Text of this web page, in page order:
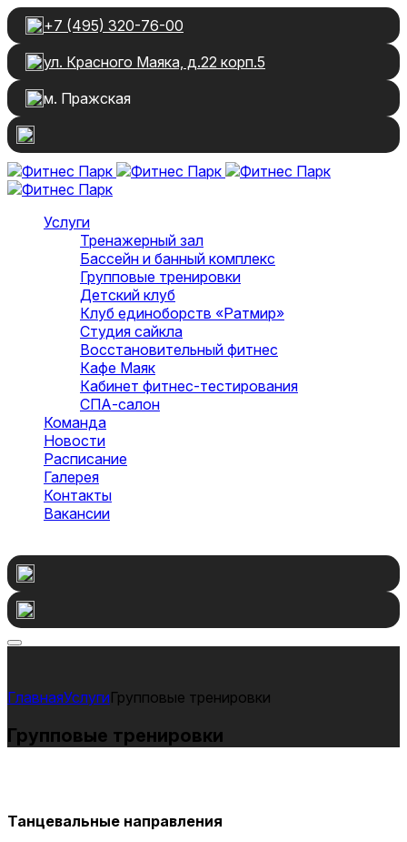
+7 (495) 320-76-00
ул. Красного Маяка, д.22 корп.5
м. Пражская
Услуги
Тренажерный зал
Бассейн и банный комплекс
Групповые тренировки
Детский клуб
Клуб единоборств «Ратмир»
Студия сайкла
Восстановительный фитнес
Кафе Маяк
Кабинет фитнес-тестирования
СПА-салон
Команда
Новости
Расписание
Галерея
Контакты
Вакансии
УслугиГрупповые тренировки
Групповые тренировки
Танцевальные направления